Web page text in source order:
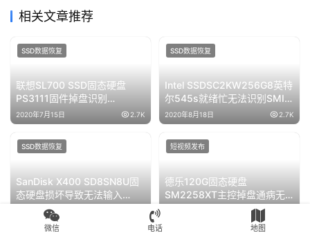
相关文章推荐
联想SL700 SSD固态硬盘
PS3111固件掉盘识别
SATAFIRM S11成功恢复原操
作系统
2020年7月15日 2.7K
SSD数据恢复
Intel SSDSC2KW256G8英特
尔545s就绪忙无法识别SMI
PHBM49.00 SM2259数据恢
复成功
2020年8月18日 2.7K
SSD数据恢复
SanDisk X400 SD8SN8U固
态硬盘损坏导致无法输入
Bitlocker密码进行解密数据恢
复成功
2020年8月1日
SSD数据恢复
德乐120G固态硬盘
SM2258XT主控掉盘通病无
法识别
短视频发布
微信 电话 地图